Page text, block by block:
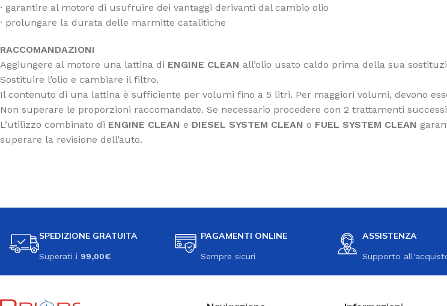
· garantire al motore di usufruire dei vantaggi derivanti dal cambio olio
· prolungare la durata delle marmitte catalitiche
RACCOMANDAZIONI
Aggiungere al motore una lattina di ENGINE CLEAN all’olio usato caldo prima della sua
Sostituire l’olio e cambiare il filtro.
Il contenuto di una lattina è sufficiente per volumi fino a 5 litri. Per maggiori volumi, devono
Non superare le proporzioni raccomandate. Se necessario procedere con 2 trattamenti
L’utilizzo combinato di ENGINE CLEAN e DIESEL SYSTEM CLEAN o FUEL SYSTEM CLEAN
superare la revisione dell’auto.
SPEDIZIONE GRATUITA
Superati i 99,00€
PAGAMENTI ONLINE
Sempre sicuri
ASSISTENZA
Supporto